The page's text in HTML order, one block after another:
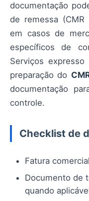
documentação
de remessa
em casos de
específicos de
Serviços
preparação do
documentação
controle.
Checklist de
Fatura
Documento de
quando